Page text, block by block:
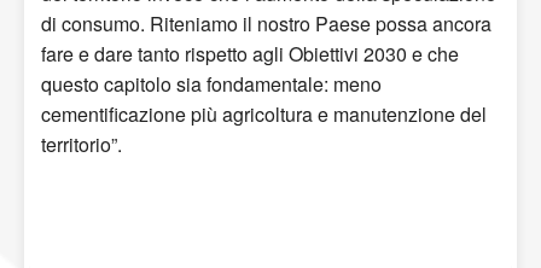
di consumo. Riteniamo il nostro Paese possa ancora
fare e dare tanto rispetto agli Obiettivi 2030 e che
questo capitolo sia fondamentale: meno
cementificazione più agricoltura e manutenzione del
territorio”.